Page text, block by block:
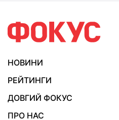
НОВИНИ
РЕЙТИНГИ
ДОВГИЙ ФОКУС
ПРО НАС